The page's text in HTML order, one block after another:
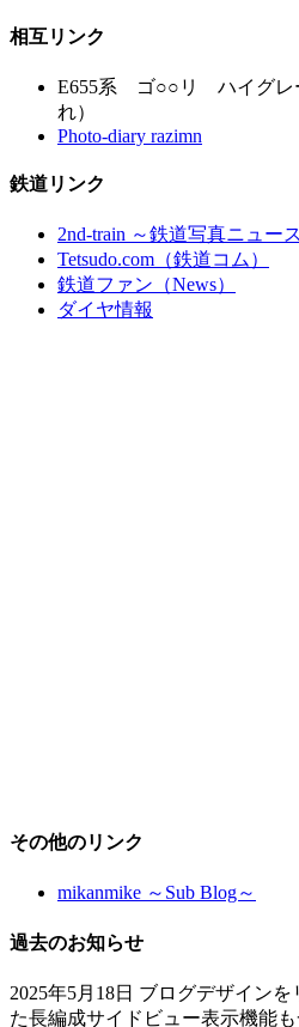
相互リンク
E655系 ゴ○○リ ハイグレ
れ）
Photo-diary razimn
鉄道リンク
2nd-train ～鉄道写真ニュー
Tetsudo.com（鉄道コム）
鉄道ファン（News）
ダイヤ情報
その他のリンク
mikanmike ～Sub Blog～
過去のお知らせ
2025年5月18日 ブログデザイン
た長編成サイドビュー表示機能